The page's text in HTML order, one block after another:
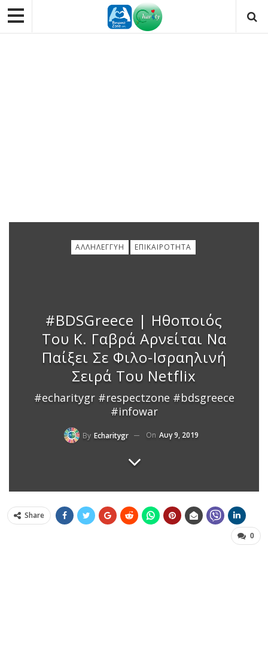
ΑΛΛΗΛΕΓΓΎΗ ΕΠΙΚΑΙΡΌΤΗΤΑ
#BDSGreece | Ηθοποιός
Του Κ. Γαβρά Αρνείται Να
Παίξει Σε Φιλο-Ισραηλινή
Σειρά Του Netflix
#echaritygr #respectzone #bdsgreece
#infowar
By Echaritygr On Αυγ 9, 2019
Share
0